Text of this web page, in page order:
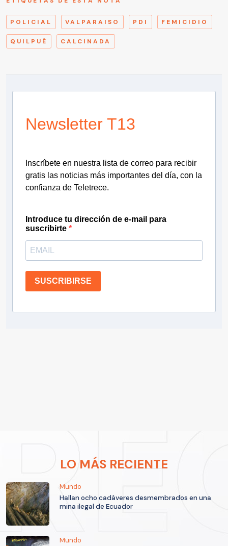
POLICIAL VALPARAISO PDI FEMICIDIO
QUILPUÉ CALCINADA
Newsletter T13
Inscríbete en nuestra lista de correo para recibir
gratis las noticias más importantes del día, con la
confianza de Teletrece.
Introduce tu dirección de e-mail para
suscribirte
SUSCRIBIRSE
LO MÁS RECIENTE
Mundo
Hallan ocho cadáveres desmembrados en una
mina ilegal de Ecuador
Mundo